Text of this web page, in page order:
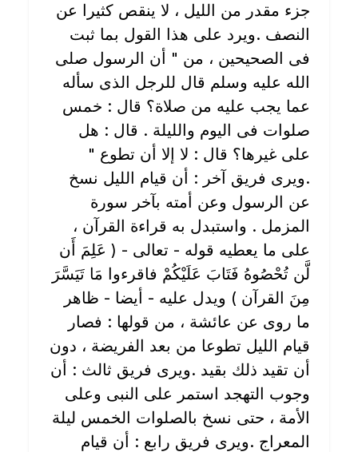
جزء مقدر من الليل ، لا ينقص كثيرا عن
النصف .ويرد على هذا القول بما ثبت
فى الصحيحين ، من " أن الرسول صلى
الله عليه وسلم قال للرجل الذى سأله
عما يجب عليه من صلاة؟ قال : خمس
صلوات فى اليوم والليلة . قال : هل
على غيرها؟ قال : لا إلا أن تطوع "
.ويرى فريق آخر : أن قيام الليل نسخ
عن الرسول وعن أمته بآخر سورة
المزمل . واستبدل به قراءة القرآن ،
على ما يعطيه قوله - تعالى - ( عَلِمَ أَن
لَّن تُحْصُوهُ فَتَابَ عَلَيْكُمْ فاقرءوا مَا تَيَسَّرَ
مِنَ القرآن ) ويدل عليه - أيضا - ظاهر
ما روى عن عائشة ، من قولها : فصار
قيام الليل تطوعا من بعد الفريضة ، دون
أن تقيد ذلك بقيد .ويرى فريق ثالث : أن
وجوب التهجد استمر على النبى وعلى
الأمة ، حتى نسخ بالصلوات الخمس ليلة
المعراج .ويرى فريق رابع : أن قيام